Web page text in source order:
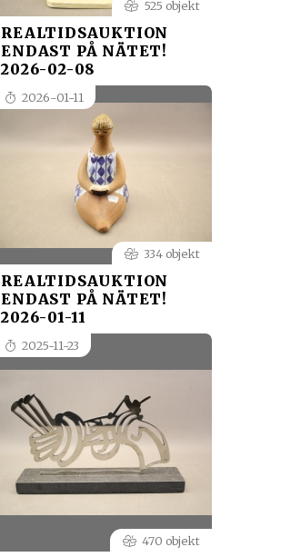
525 objekt
REALTIDSAUKTION
ENDAST PÅ NÄTET!
2026-02-08
2026-01-11
334 objekt
REALTIDSAUKTION
ENDAST PÅ NÄTET!
2026-01-11
2025-11-23
470 objekt